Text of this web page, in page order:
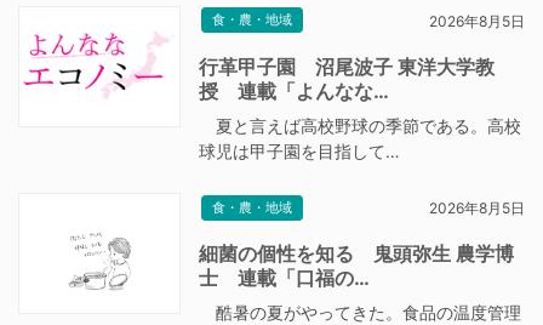
食・農・地域 2026年8月5日
行革甲子園 沼尾波子 東洋大学教
授 連載「よんなな…
夏と言えば高校野球の季節である。高校
球児は甲子園を目指して…
食・農・地域 2026年8月5日
細菌の個性を知る 鬼頭弥生 農学博
士 連載「口福の…
酷暑の夏がやってきた。食品の温度管理